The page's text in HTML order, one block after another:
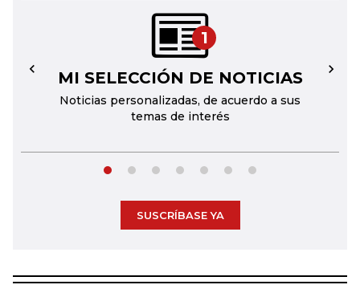
1
MI SELECCIÓN DE NOTICIAS
Noticias personalizadas, de acuerdo a sus
temas de interés
← →
SUSCRÍBASE YA